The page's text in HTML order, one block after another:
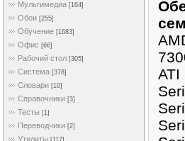
Мультимедиа [164]
Обои [255]
Обучение [1683]
Офис [66]
Рабочий стол [305]
Система [378]
Словари [10]
Справочники [3]
Тесты [1]
Переводчики [2]
Утилиты [117]
ATI